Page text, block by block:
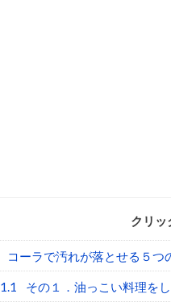
クリッ
コーラで汚れが落とせる５つ
1.1 その１．油っこい料理を